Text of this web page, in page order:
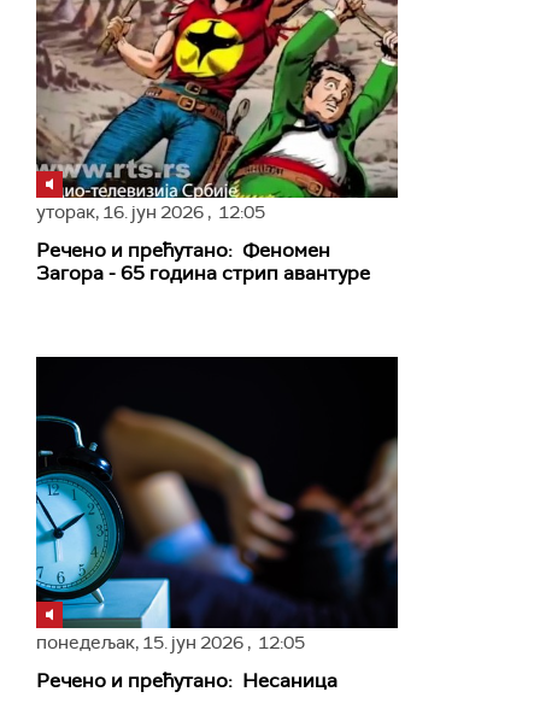
уторак, 16. јун 2026 , 12:05
Речено и прећутано: Феномен
Загора - 65 година стрип авантуре
понедељак, 15. јун 2026 , 12:05
Речено и прећутано: Несаница